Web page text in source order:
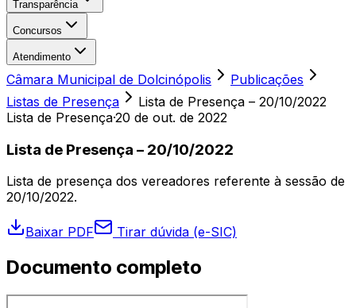
Transparência
Concursos
Atendimento
Câmara Municipal de Dolcinópolis
Publicações
Listas de Presença
Lista de Presença – 20/10/2022
Lista de Presença·20 de out. de 2022
Lista de Presença – 20/10/2022
Lista de presença dos vereadores referente à sessão de
20/10/2022.
Baixar PDF Tirar dúvida (e-SIC)
Documento completo